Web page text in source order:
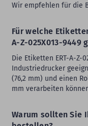
Wir empfehlen für die
Für welche
A-Z-025X013-9449
Die Etiketten ERT-A-Z-
Industriedrucker
(76,2 mm) und einen
mm verarbeiten
Warum sollten Sie